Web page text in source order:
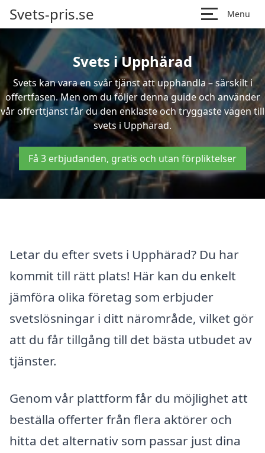
Svets-pris.se Menu
Svets i Upphärad
Svets kan vara en svår tjänst att upphandla – särskilt i
offertfasen. Men om du följer denna guide och använder
vår offerttjänst får du den enklaste och tryggaste vägen till
svets i Upphärad.
Få 3 erbjudanden, gratis och utan förpliktelser
Letar du efter svets i Upphärad? Du har
kommit till rätt plats! Här kan du enkelt
jämföra olika företag som erbjuder
svetslösningar i ditt närområde, vilket gör
att du får tillgång till det bästa utbudet av
tjänster.
Genom vår plattform får du möjlighet att
beställa offerter från flera aktörer och
hitta det alternativ som passar just dina